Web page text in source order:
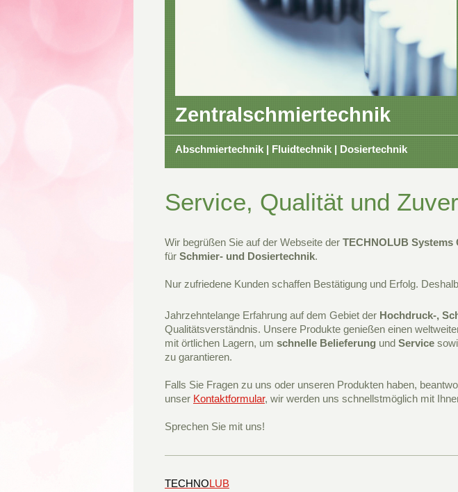
Zentralschmiertechnik
Abschmiertechnik | Fluidtechnik | Dosiertechnik
Service, Qualität und
Wir begrüßen Sie auf der Webseite der TECHNOLUB Systems
für Schmier- und Dosiertechnik.
Nur zufriedene Kunden schaffen Bestätigung und Erfolg.
Jahrzehntelange Erfahrung auf dem Gebiet der Hochdruck-,
Qualitätsverständnis. Unsere Produkte genießen einen
mit örtlichen Lagern, um schnelle Belieferung und Service
zu garantieren.
Falls Sie Fragen zu uns oder unseren Produkten haben,
unser Kontaktformular, wir werden uns schnellstmöglich mit
Sprechen Sie mit uns!
TECHNOLUB